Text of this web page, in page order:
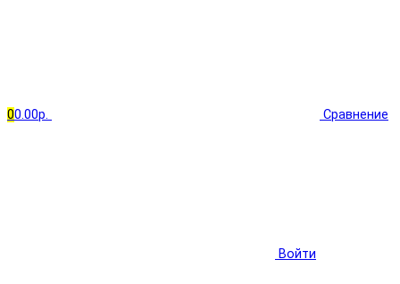
00.00р. Сравнение
Войти